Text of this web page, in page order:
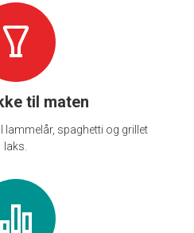
til maten
lammelår, spaghetti og grillet
laks.